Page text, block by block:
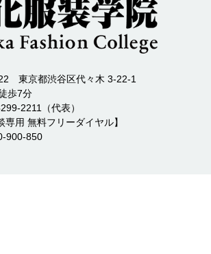
東京都渋谷区代々木 3-22-1
歩7分
2211（代表）
専用 無料フリーダイヤル】
900-850